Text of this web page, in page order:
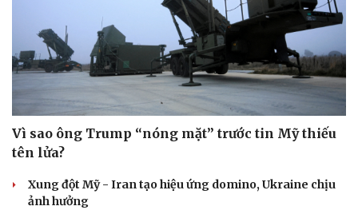
Vì sao ông Trump “nóng mặt” trước tin Mỹ thiếu
tên lửa?
Xung đột Mỹ - Iran tạo hiệu ứng domino, Ukraine chịu
ảnh hưởng